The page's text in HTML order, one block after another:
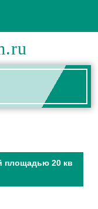
площадью 20 кв